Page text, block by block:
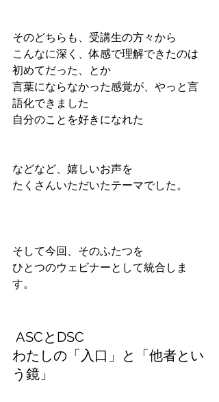
そのどちらも、受講生の方々から
こんなに深く、体感で理解できたのは
初めてだった、とか
言葉にならなかった感覚が、やっと言
語化できました
自分のことを好きになれた
などなど、嬉しいお声を
たくさんいただいたテーマでした。
そして今回、そのふたつを
ひとつのウェビナーとして統合しま
す。
ASCとDSC
わたしの「入口」と「他者とい
う鏡」